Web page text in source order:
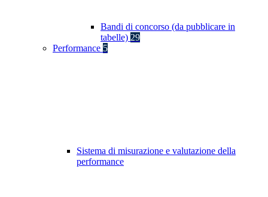
Bandi di concorso (da pubblicare in
tabelle) 29
Performance 5
Sistema di misurazione e valutazione della
performance